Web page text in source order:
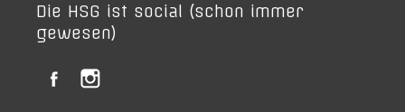
Die HSG ist social (schon immer
gewesen)